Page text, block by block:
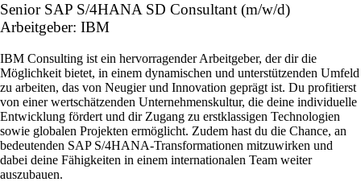
Senior SAP S/4HANA SD Consultant (m/w/d)
Arbeitgeber: IBM
IBM Consulting ist ein hervorragender Arbeitgeber, der dir die
Möglichkeit bietet, in einem dynamischen und unterstützenden Umfeld
zu arbeiten, das von Neugier und Innovation geprägt ist. Du profitierst
von einer wertschätzenden Unternehmenskultur, die deine individuelle
Entwicklung fördert und dir Zugang zu erstklassigen Technologien
sowie globalen Projekten ermöglicht. Zudem hast du die Chance, an
bedeutenden SAP S/4HANA-Transformationen mitzuwirken und
dabei deine Fähigkeiten in einem internationalen Team weiter
auszubauen.